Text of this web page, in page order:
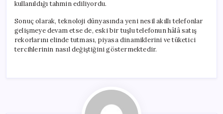
kullanıldığı tahmin ediliyordu.
Sonuç olarak, teknoloji dünyasında yeni nesil akıllı telefonlar
gelişmeye devam etse de, eski bir tuşlu telefonun hâlâ satış
rekorlarını elinde tutması, piyasa dinamiklerini ve tüketici
tercihlerinin nasıl değiştiğini göstermektedir.